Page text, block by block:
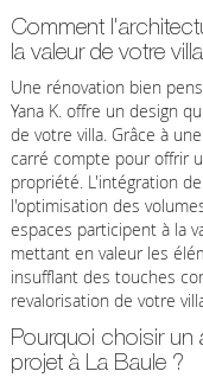
Comment
la valeur de votre
Une rénovation bien
Yana K. offre un design
de votre villa. Grâce à une
carré compte pour offrir
propriété. L'intégration
l'optimisation des
espaces participent à la
mettant en valeur les
insufflant des touches
revalorisation de votre
Pourquoi choisir un
projet à La Baule ?